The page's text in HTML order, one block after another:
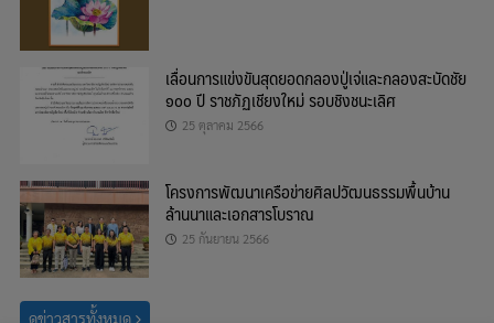
เลื่อนการแข่งขันสุดยอดกลองปู่เจ่และกลองสะบัดชัย
๑๐๐ ปี ราชภัฏเชียงใหม่ รอบชิงชนะเลิศ
25 ตุลาคม 2566
โครงการพัฒนาเครือข่ายศิลปวัฒนธรรมพื้นบ้าน
ล้านนาและเอกสารโบราณ
25 กันยายน 2566
ดูข่าวสารทั้งหมด